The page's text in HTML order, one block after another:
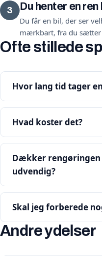
3 Du henter en ren
Du får en bil, der ser
mærkbart, fra du sætter
Ofte stillede
Hvor lang tid tager
Hvad koster det?
Dækker rengøringen
udvendig?
Skal jeg forberede
Andre ydelser